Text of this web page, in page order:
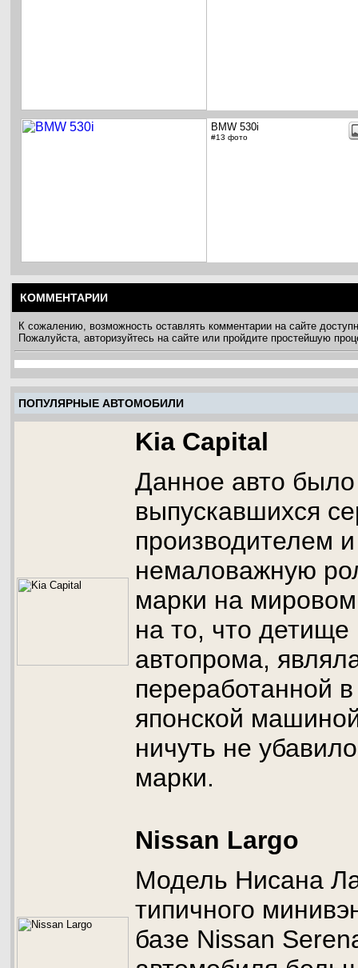
BMW 530i
#13 фото
КОММЕНТАРИИ
К сожалению, возможность оставлять комментарии на сайте
Пожалуйста, авторизуйтесь на сайте или пройдите простейшую
ПОПУЛЯРНЫЕ АВТОМОБИЛИ
Kia Capital
Данное авто
выпускавшихся
производителем
немаловажную
марки на
на то, что детище
автопрома,
переработанной
японской
ничуть не
марки.
Nissan Largo
Модель Нисана
типичного
базе Nissan